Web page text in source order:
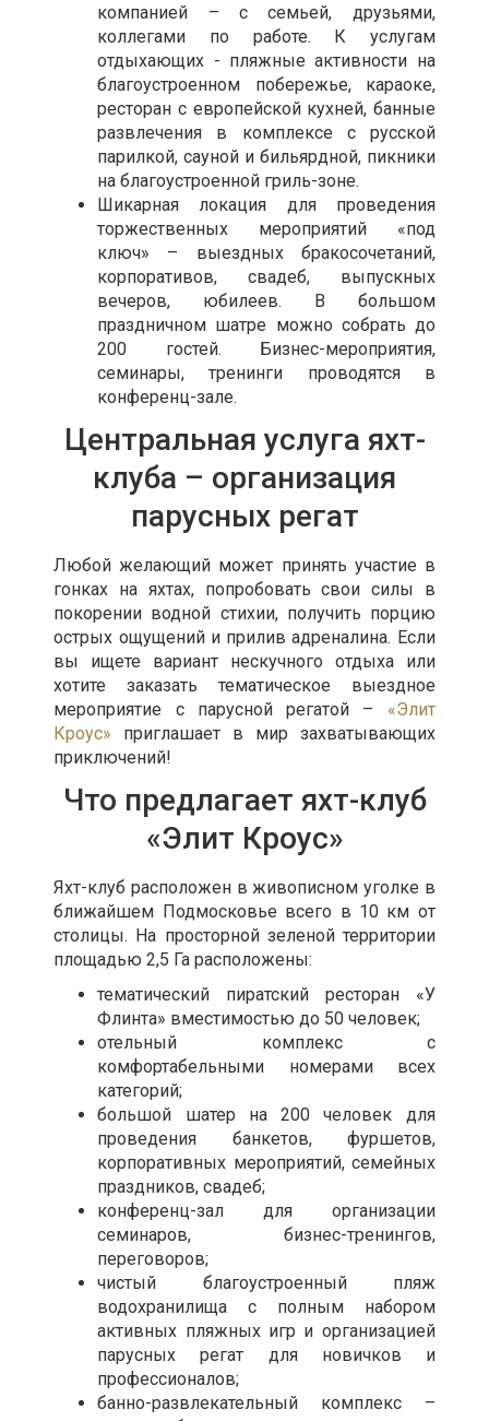
компанией – с семьей, друзьями,
коллегами по работе. К услугам
отдыхающих - пляжные активности на
благоустроенном побережье, караоке,
ресторан с европейской кухней, банные
развлечения в комплексе с русской
парилкой, сауной и бильярдной, пикники
на благоустроенной гриль-зоне.
Шикарная локация для проведения
торжественных мероприятий «под
ключ» – выездных бракосочетаний,
корпоративов, свадеб, выпускных
вечеров, юбилеев. В большом
праздничном шатре можно собрать до
200 гостей. Бизнес-мероприятия,
семинары, тренинги проводятся в
конференц-зале.
Центральная услуга яхт-
клуба – организация
парусных регат
Любой желающий может принять участие в
гонках на яхтах, попробовать свои силы в
покорении водной стихии, получить порцию
острых ощущений и прилив адреналина. Если
вы ищете вариант нескучного отдыха или
хотите заказать тематическое выездное
мероприятие с парусной регатой – «Элит
Кроус» приглашает в мир захватывающих
приключений!
Что предлагает яхт-клуб
«Элит Кроус»
Яхт-клуб расположен в живописном уголке в
ближайшем Подмосковье всего в 10 км от
столицы. На просторной зеленой территории
площадью 2,5 Га расположены:
тематический пиратский ресторан «У
Флинта» вместимостью до 50 человек;
отельный комплекс с
комфортабельными номерами всех
категорий;
большой шатер на 200 человек для
проведения банкетов, фуршетов,
корпоративных мероприятий, семейных
праздников, свадеб;
конференц-зал для организации
семинаров, бизнес-тренингов,
переговоров;
чистый благоустроенный пляж
водохранилища с полным набором
активных пляжных игр и организацией
парусных регат для новичков и
профессионалов;
банно-развлекательный комплекс –